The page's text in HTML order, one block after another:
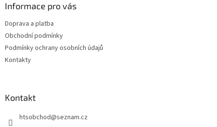
Informace pro vás
Doprava a platba
Obchodní podmínky
Podmínky ochrany osobních údajů
Kontakty
Kontakt
htsobchod@seznam.cz